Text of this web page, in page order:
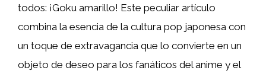
todos: ¡Goku amarillo! Este peculiar artículo
combina la esencia de la cultura pop japonesa con
un toque de extravagancia que lo convierte en un
objeto de deseo para los fanáticos del anime y el